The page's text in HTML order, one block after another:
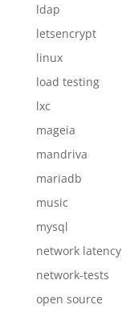
ldap
letsencrypt
linux
load testing
lxc
mageia
mandriva
mariadb
music
mysql
network latency
network-tests
open source